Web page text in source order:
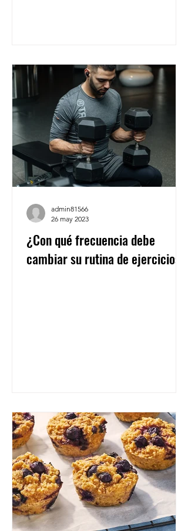
¿Con qué frecuencia debe
cambiar su rutina de ejercicios?
admin81566
26 may 2023